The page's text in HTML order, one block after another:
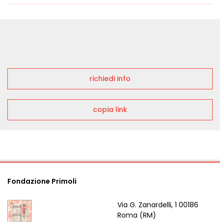
richiedi info
copia link
Fondazione Primoli
Via G. Zanardelli, 1 00186
Roma (RM)